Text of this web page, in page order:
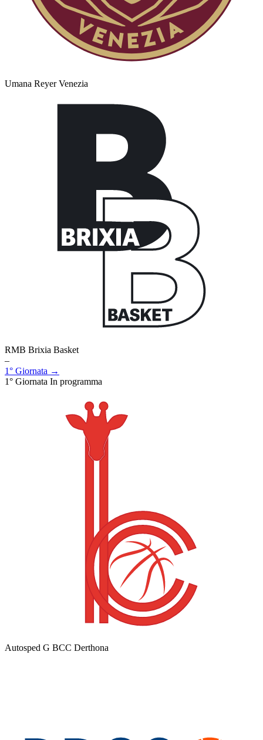
Umana Reyer Venezia
RMB Brixia Basket
–
1° Giornata →
1° Giornata In programma
Autosped G BCC Derthona